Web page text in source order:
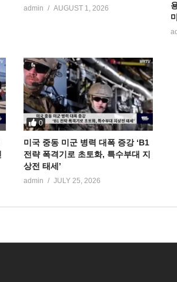
admin AUGUST 1, 2026
0
미국 중동 미군 병력 대폭 증강 ‘B1
전략 폭격기로 초토화, 특수부대 지
상전 태세’
admin JULY 25, 2026